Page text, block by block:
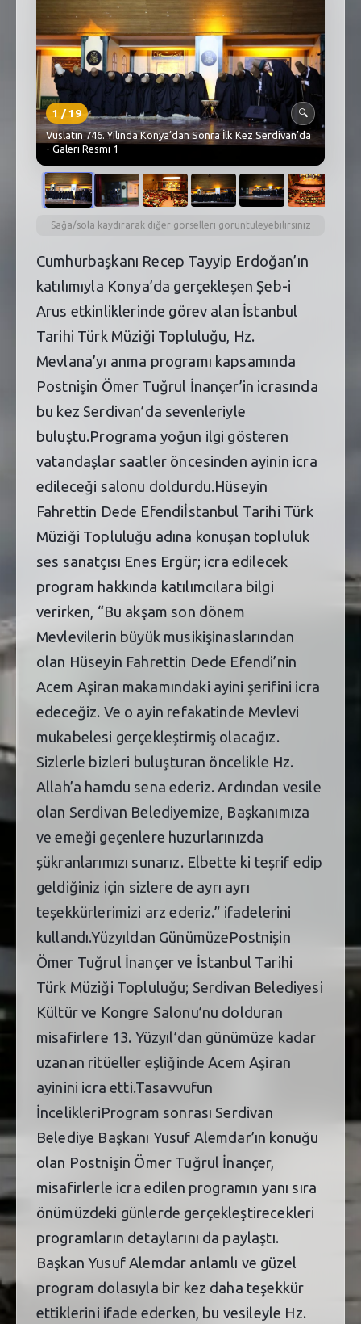
1 /19
🔍
Vuslatın 746. Yılında Konya’dan Sonra İlk Kez Serdivan’da
- Galeri Resmi 1
Sağa/sola kaydırarak diğer görselleri görüntüleyebilirsiniz
Cumhurbaşkanı Recep Tayyip Erdoğan’ın
katılımıyla Konya’da gerçekleşen Şeb-i
Arus etkinliklerinde görev alan İstanbul
Tarihi Türk Müziği Topluluğu, Hz.
Mevlana’yı anma programı kapsamında
Postnişin Ömer Tuğrul İnançer’in icrasında
bu kez Serdivan’da sevenleriyle
buluştu.Programa yoğun ilgi gösteren
vatandaşlar saatler öncesinden ayinin icra
edileceği salonu doldurdu.Hüseyin
Fahrettin Dede Efendiİstanbul Tarihi Türk
Müziği Topluluğu adına konuşan topluluk
ses sanatçısı Enes Ergür; icra edilecek
program hakkında katılımcılara bilgi
verirken, “Bu akşam son dönem
Mevlevilerin büyük musikişinaslarından
olan Hüseyin Fahrettin Dede Efendi’nin
Acem Aşiran makamındaki ayini şerifini icra
edeceğiz. Ve o ayin refakatinde Mevlevi
mukabelesi gerçekleştirmiş olacağız.
Sizlerle bizleri buluşturan öncelikle Hz.
Allah’a hamdu sena ederiz. Ardından vesile
olan Serdivan Belediyemize, Başkanımıza
ve emeği geçenlere huzurlarınızda
şükranlarımızı sunarız. Elbette ki teşrif edip
geldiğiniz için sizlere de ayrı ayrı
teşekkürlerimizi arz ederiz.” ifadelerini
kullandı.Yüzyıldan GünümüzePostnişin
Ömer Tuğrul İnançer ve İstanbul Tarihi
Türk Müziği Topluluğu; Serdivan Belediyesi
Kültür ve Kongre Salonu’nu dolduran
misafirlere 13. Yüzyıl’dan günümüze kadar
uzanan ritüeller eşliğinde Acem Aşiran
ayinini icra etti.Tasavvufun
İncelikleriProgram sonrası Serdivan
Belediye Başkanı Yusuf Alemdar’ın konuğu
olan Postnişin Ömer Tuğrul İnançer,
misafirlerle icra edilen programın yanı sıra
önümüzdeki günlerde gerçekleştirecekleri
programların detaylarını da paylaştı.
Başkan Yusuf Alemdar anlamlı ve güzel
program dolasıyla bir kez daha teşekkür
ettiklerini ifade ederken, bu vesileyle Hz.
SEBİK
E NÖBETÇI ECZANELER
SABSIS - AFET
TRAFIKPARK
PARKLAR
PAZAR YERLERI
ATIK YÖNETIM
PLANETARYUM